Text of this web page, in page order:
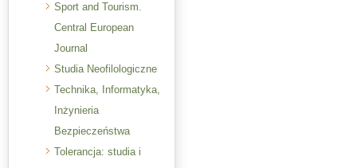
Sport and Tourism.
Central European
Journal
Studia Neofilologiczne
Technika, Informatyka,
Inżynieria
Bezpieczeństwa
Tolerancja: studia i